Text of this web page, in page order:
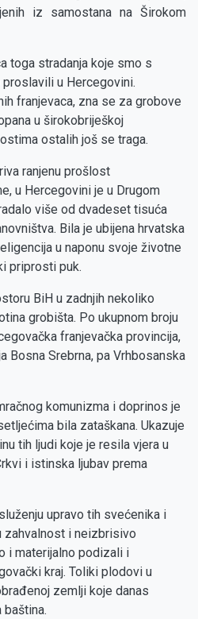
iz samostana na Širokom
toga stradanja koje smo s
u Hercegovini.
franjevaca, zna se za grobove
u širokobriješkoj
ostalih još se traga.
ranjenu prošlost
u Hercegovini je u Drugom
više od dvadeset tisuća
Bila je ubijena hrvatska
u naponu svoje životne
priprosti puk.
BiH u zadnjih nekoliko
grobišta. Po ukupnom broju
franjevačka provincija,
Bosna Srebrna, pa Vrhbosanska
komunizma i doprinos je
bila zataškana. Ukazuje
tih ljudi koje je resila vjera u
i istinska ljubav prema
upravo tih svećenika i
zahvalnost i neizbrisivo
i materijalno podizali i
kraj. Toliki plodovi u
zemlji koje danas
baština.